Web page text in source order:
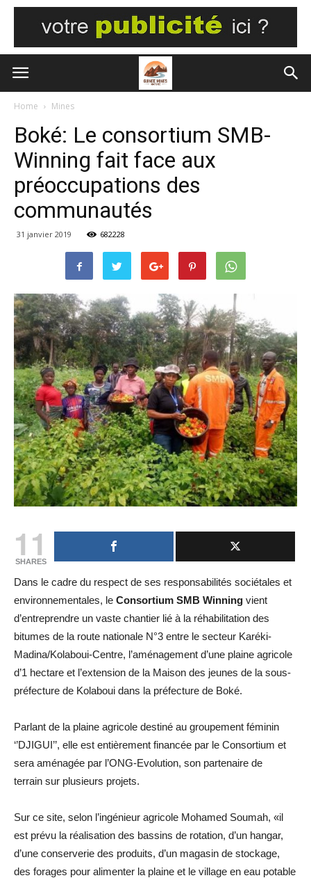
Home Mines
Boké: Le consortium SMB-
Winning fait face aux
préoccupations des
communautés
31 janvier 2019 682228
11
SHARES
Dans le cadre du respect de ses responsabilités sociétales et
environnementales, le Consortium SMB Winning vient
d’entreprendre un vaste chantier lié à la réhabilitation des
bitumes de la route nationale N°3 entre le secteur Karéki-
Madina/Kolaboui-Centre, l’aménagement d’une plaine agricole
d’1 hectare et l’extension de la Maison des jeunes de la sous-
préfecture de Kolaboui dans la préfecture de Boké.
Parlant de la plaine agricole destiné au groupement féminin
‘’DJIGUI’’, elle est entièrement financée par le Consortium et
sera aménagée par l’ONG-Evolution, son partenaire de
terrain sur plusieurs projets.
Sur ce site, selon l’ingénieur agricole Mohamed Soumah, «il
est prévu la réalisation des bassins de rotation, d’un hangar,
d’une conserverie des produits, d’un magasin de stockage,
des forages pour alimenter la plaine et le village en eau potable